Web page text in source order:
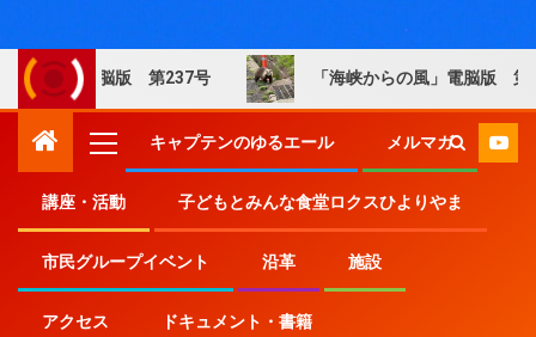
」電脳版 第237号 「海峡からの風」電脳版 第236号
キャプテンのゆるエール メルマガ
講座・活動 子どもとみんな食堂ロクスひよりやま
市民グループイベント 沿革 施設
アクセス ドキュメント・書籍